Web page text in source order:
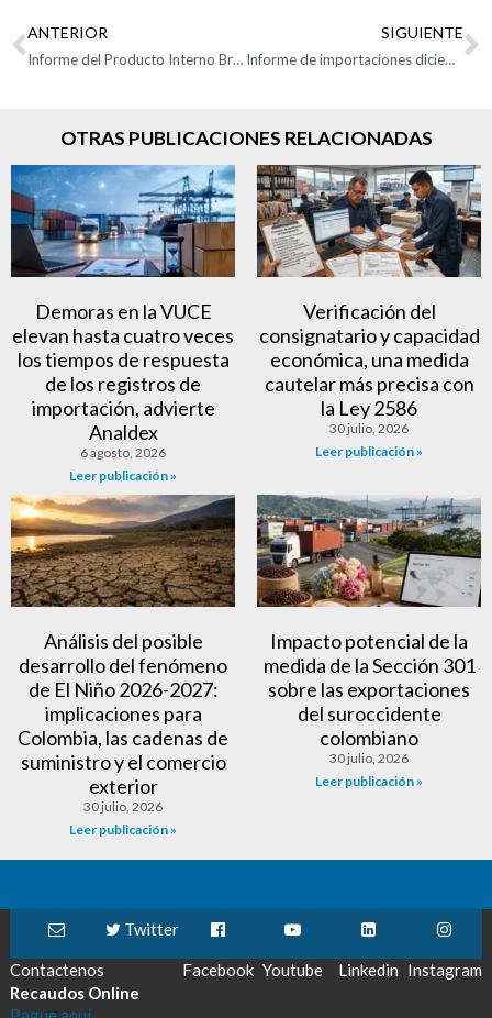
ANTERIOR
Informe del Producto Interno Bruto de Colombia 2022
SIGUIENTE
Informe de importaciones diciembre 2022
OTRAS PUBLICACIONES RELACIONADAS
Demoras en la VUCE
elevan hasta cuatro veces
los tiempos de respuesta
de los registros de
importación, advierte
Analdex
6 agosto, 2026
Leer publicación »
Verificación del
consignatario y capacidad
económica, una medida
cautelar más precisa con
la Ley 2586
30 julio, 2026
Leer publicación »
Análisis del posible
desarrollo del fenómeno
de El Niño 2026-2027:
implicaciones para
Colombia, las cadenas de
suministro y el comercio
exterior
30 julio, 2026
Leer publicación »
Impacto potencial de la
medida de la Sección 301
sobre las exportaciones
del suroccidente
colombiano
30 julio, 2026
Leer publicación »
Contactenos
Twitter
Facebook Youtube Linkedin Instagram
Recaudos Online